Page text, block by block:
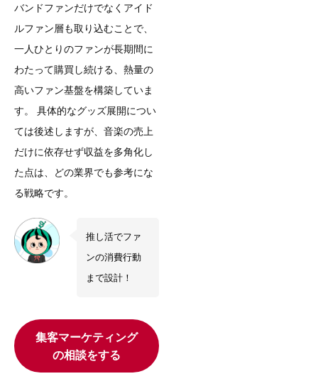
バンドファンだけでなくアイド
ルファン層も取り込むことで、
一人ひとりのファンが長期間に
わたって購買し続ける、熱量の
高いファン基盤を構築していま
す。 具体的なグッズ展開につい
ては後述しますが、音楽の売上
だけに依存せず収益を多角化し
た点は、どの業界でも参考にな
る戦略です。
推し活でファ
ンの消費行動
まで設計！
集客マーケティング
の相談をする